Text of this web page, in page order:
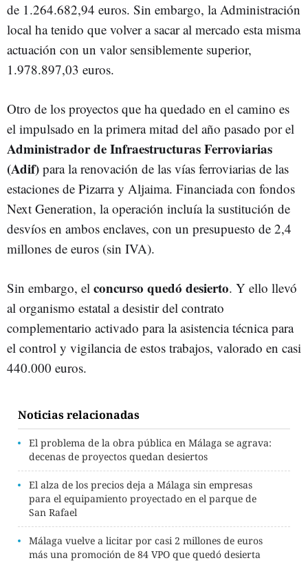
de 1.264.682,94 euros. Sin embargo, la Administración
local ha tenido que volver a sacar al mercado esta misma
actuación con un valor sensiblemente superior,
1.978.897,03 euros.
Otro de los proyectos que ha quedado en el camino es
el impulsado en la primera mitad del año pasado por el
Administrador de Infraestructuras Ferroviarias
(Adif) para la renovación de las vías ferroviarias de las
estaciones de Pizarra y Aljaima. Financiada con fondos
Next Generation, la operación incluía la sustitución de
desvíos en ambos enclaves, con un presupuesto de 2,4
millones de euros (sin IVA).
Sin embargo, el concurso quedó desierto. Y ello llevó
al organismo estatal a desistir del contrato
complementario activado para la asistencia técnica para
el control y vigilancia de estos trabajos, valorado en casi
440.000 euros.
Noticias relacionadas
El problema de la obra pública en Málaga se agrava:
decenas de proyectos quedan desiertos
El alza de los precios deja a Málaga sin empresas
para el equipamiento proyectado en el parque de
San Rafael
Málaga vuelve a licitar por casi 2 millones de euros
más una promoción de 84 VPO que quedó desierta